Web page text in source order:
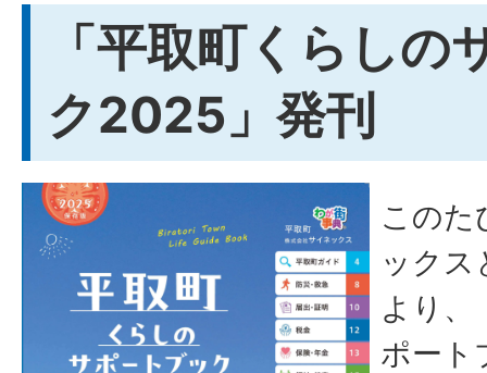
「平取町くらしの
ク2025」発刊
このた
ックス
より、
ポート